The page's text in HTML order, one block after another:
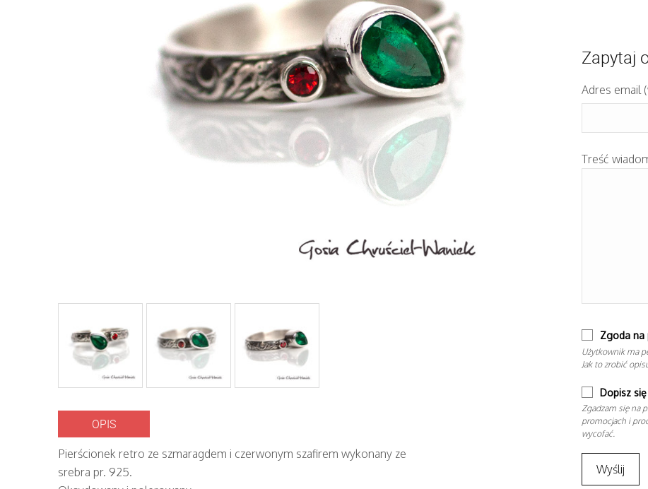
OPIS
Pierścionek retro ze szmaragdem i czerwonym szafirem wykonany ze
srebra pr. 925.
Zapytaj
Adres email
Treść
Zgoda na
Użytkownik ma
Jak to zrobić
Dopisz
Zgadzam się na
promocjach i
wycofać.